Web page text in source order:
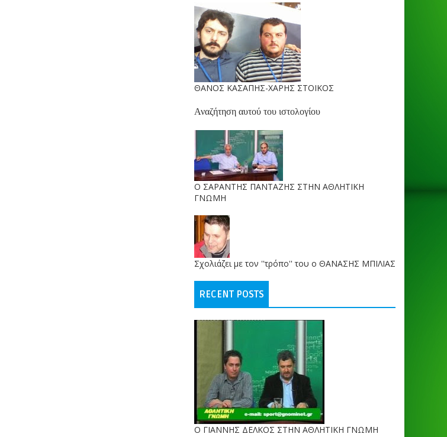
ΘΑΝΟΣ ΚΑΣΑΠΗΣ-ΧΑΡΗΣ ΣΤΟΙΚΟΣ
Αναζήτηση αυτού του ιστολογίου
O ΣΑΡΑΝΤΗΣ ΠΑΝΤΑΖΗΣ ΣΤΗΝ ΑΘΛΗΤΙΚΗ
ΓΝΩΜΗ
Σχολιάζει με τον ''τρόπο'' του ο ΘΑΝΑΣΗΣ ΜΠΙΛΙΑΣ
RECENT POSTS
Ο ΓΙΑΝΝΗΣ ΔΕΛΚΟΣ ΣΤΗΝ ΑΘΛΗΤΙΚΗ ΓΝΩΜΗ